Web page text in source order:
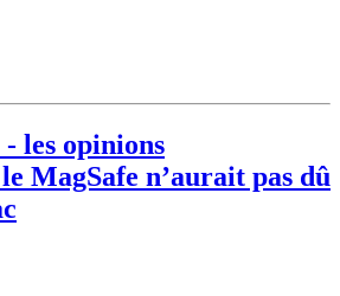
les opinions
MagSafe n’aurait pas dû